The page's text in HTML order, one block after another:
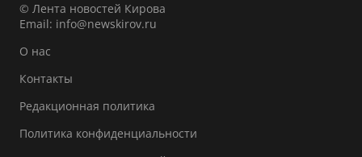
© Лента новостей Кирова
Email: info@newskirov.ru
О нас
Контакты
Редакционная политика
Политика конфиденциальности